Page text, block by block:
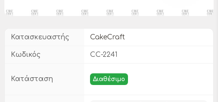
Κατασκευαστής CakeCraft
Κωδικός CC-2241
Κατάσταση Διαθέσιμο